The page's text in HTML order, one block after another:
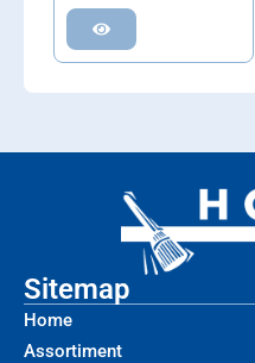
Sitemap
Home
Assortiment